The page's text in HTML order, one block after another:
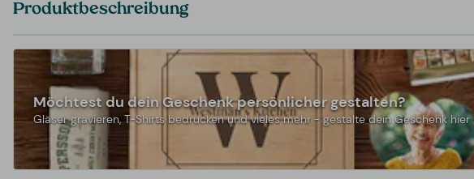
Produktbeschreibung
Möchtest du dein Geschenk persönlicher gestalten?
Gläser gravieren, T-Shirts bedrucken und vieles mehr - gestalte dein Geschenk hier